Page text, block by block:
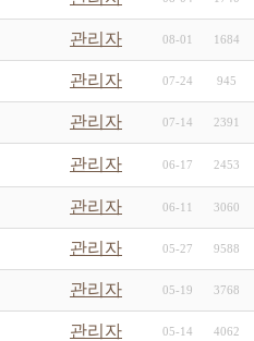
관리자 08-01 1684
관리자 07-24 945
관리자 07-14 2391
관리자 06-17 2453
관리자 06-11 3060
관리자 05-27 9588
관리자 05-19 3768
관리자 05-14 4062